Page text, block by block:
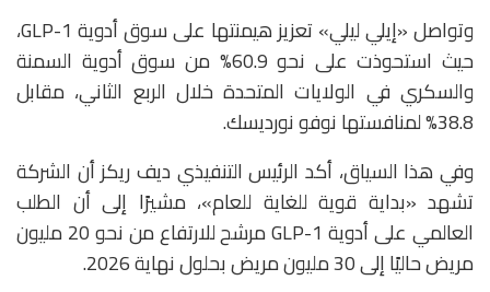
وتواصل «إيلي ليلي» تعزيز هيمنتها على سوق أدوية GLP-1،
حيث استحوذت على نحو 60.9% من سوق أدوية السمنة
والسكري في الولايات المتحدة خلال الربع الثاني، مقابل
38.8% لمنافستها
نوفو نورديسك.
وفي هذا السياق، أكد الرئيس التنفيذي ديف ريكز أن الشركة
تشهد «بداية قوية للغاية للعام»، مشيرًا إلى أن الطلب
العالمي على أدوية GLP-1 مرشح للارتفاع من نحو 20 مليون
مريض حاليًا إلى 30 مليون مريض بحلول نهاية 2026.